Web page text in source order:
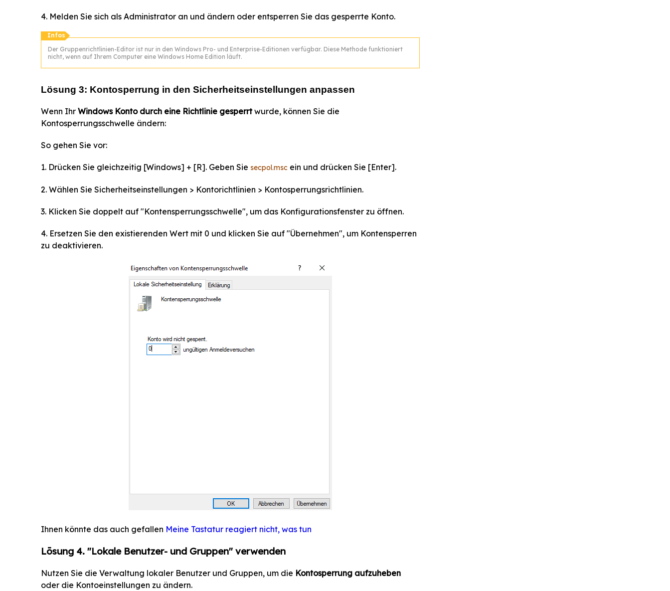
4. Melden Sie sich als Administrator an und ändern oder entsperren Sie das gesperrte Konto.
Infos
Der Gruppenrichtlinien-Editor ist nur in den Windows Pro- und Enterprise-Editionen verfügbar. Diese Methode funktioniert
nicht, wenn auf Ihrem Computer eine Windows Home Edition läuft.
Lösung 3: Kontosperrung in den Sicherheitseinstellungen anpassen
Wenn Ihr Windows Konto durch eine Richtlinie gesperrtwurde, können Sie die
Kontosperrungsschwelle ändern:
So gehen Sie vor:
1. Drücken Sie gleichzeitig [Windows] + [R]. Geben Sie secpol.msc ein und drücken Sie [Enter].
2. Wählen Sie Sicherheitseinstellungen > Kontorichtlinien > Kontosperrungsrichtlinien.
3. Klicken Sie doppelt auf "Kontensperrungsschwelle", um das Konfigurationsfenster zu öffnen.
4. Ersetzen Sie den existierenden Wert mit 0 und klicken Sie auf "Übernehmen", um Kontensperren
zu deaktivieren.
Ihnen könnte das auch gefallen Meine Tastatur reagiert nicht, was tun
Lösung 4. "Lokale Benutzer- und Gruppen" verwenden
Nutzen Sie die Verwaltung lokaler Benutzer und Gruppen, um die Kontosperrung aufzuheben
oder die Kontoeinstellungen zu ändern.